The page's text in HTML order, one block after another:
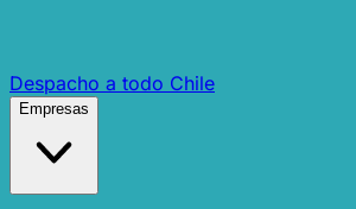
Despacho a todo Chile
Empresas